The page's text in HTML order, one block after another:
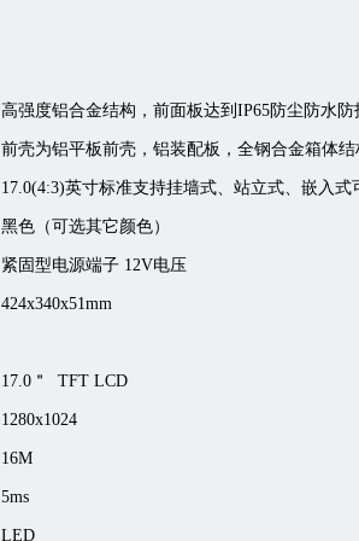
高强度铝合金结构，前面板达到IP65防尘防水防
前壳为铝平板前壳，铝装配板，全钢合金箱体结
17.0(4:3)英寸标准支持挂墙式、站立式、嵌入式
黑色（可选其它颜色）
紧固型电源端子 12V电压
424x340x51mm
1 7 .0 ＂ TFT LCD
1280x1024
16M
5ms
LED